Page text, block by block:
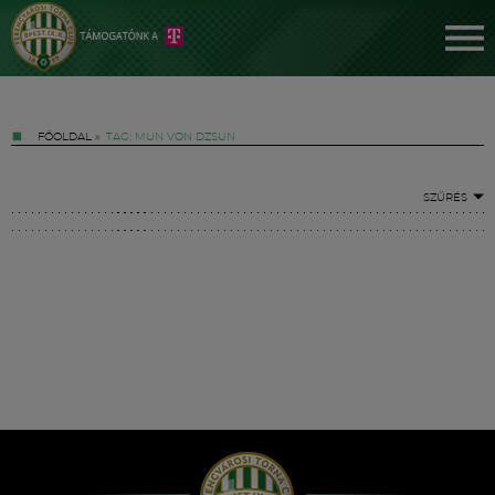
FŐOLDAL » TAG: MUN VON DZSUN
SZŰRÉS
Hírek